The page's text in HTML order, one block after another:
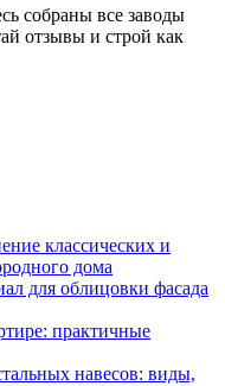
собраны все заводы
отзывы и строй как
классических и
дома
для облицовки фасада
практичные
навесов: виды,